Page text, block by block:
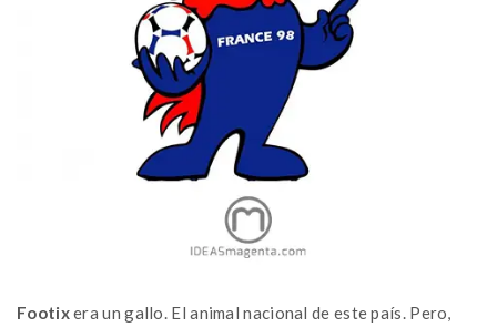
Footixera un gallo. El animal nacional de este país. Pero,